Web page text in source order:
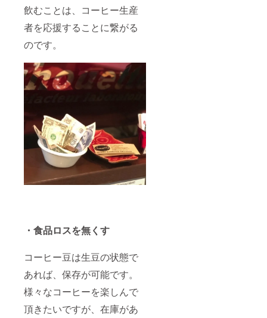
飲むことは、コーヒー生産
者を応援することに繋がる
のです。
・食品ロスを無くす
コーヒー豆は生豆の状態で
あれば、保存が可能です。
様々なコーヒーを楽しんで
頂きたいですが、在庫があ